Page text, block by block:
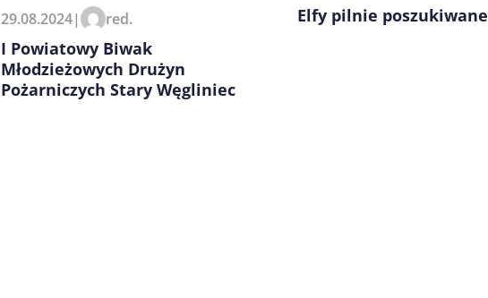
29.08.2024| red.
I Powiatowy Biwak
Młodzieżowych Drużyn
Pożarniczych Stary Węgliniec
Elfy pilnie poszukiwane